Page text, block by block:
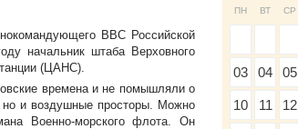
ВВС Российской
начальник штаба Верховного
(ЦАНС).
времена и не помышляли о
но и воздушные просторы. Можно
Военно-морского флота. Он
ПН ВТ СР
03 04 05
10 11 12